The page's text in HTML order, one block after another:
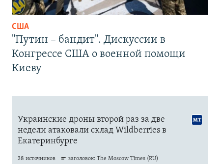
США
"Путин – бандит". Дискуссии в
Конгрессе США о военной помощи
Киеву